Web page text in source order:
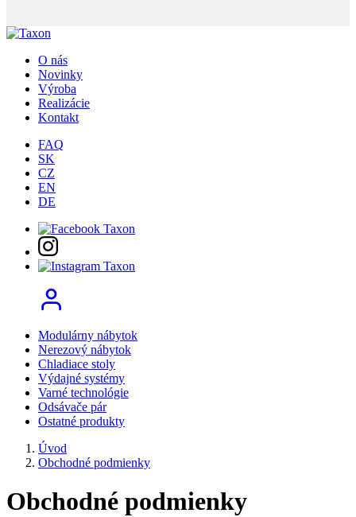
O nás
Novinky
Výroba
Realizácie
Kontakt
FAQ
SK
CZ
EN
DE
Modulárny nábytok
Nerezový nábytok
Chladiace stoly
Výdajné systémy
Varné technológie
Odsávače pár
Ostatné produkty
Úvod
Obchodné podmienky
Obchodné podmienky